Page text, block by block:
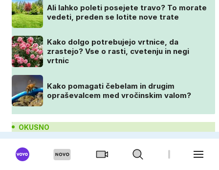
Ali lahko poleti posejete travo? To morate
vedeti, preden se lotite nove trate
Kako dolgo potrebujejo vrtnice, da
zrastejo? Vse o rasti, cvetenju in negi
vrtnic
Kako pomagati čebelam in drugim
opraševalcem med vročinskim valom?
OKUSNO